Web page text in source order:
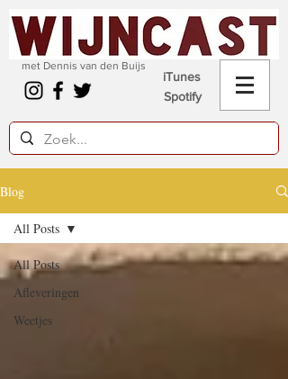
met Dennis van den Buijs
iTunes
Spotify
Blog
All Posts
Afleveringen
Weetjes
All Posts